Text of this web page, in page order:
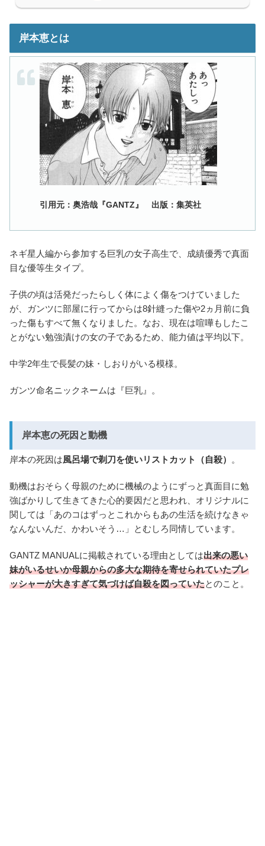
岸本恵とは
引用元：奥浩哉『GANTZ』 出版：集英社
ネギ星人編から参加する巨乳の女子高生で、成績優秀で真面
目な優等生タイプ。
子供の頃は活発だったらしく体によく傷をつけていました
が、ガンツに部屋に行ってからは8針縫った傷や2ヵ月前に負
った傷もすべて無くなりました。なお、現在は喧嘩もしたこ
とがない勉強漬けの女の子であるため、能力値は平均以下。
中学2年生で長髪の妹・しおりがいる模様。
ガンツ命名ニックネームは『巨乳』。
岸本恵の死因と動機
岸本の死因は風呂場で剃刀を使いリストカット（自殺） 。
動機はおそらく母親のために機械のようにずっと真面目に勉
強ばかりして生きてきた心的要因だと思われ、オリジナルに
関しては「あのコはずっとこれからもあの生活を続けなきゃ
なんないんだ、かわいそう…」とむしろ同情しています。
GANTZ MANUALに掲載されている理由としては出来の悪い
妹がいるせいか母親からの多大な期待を寄せられていたプレ
ッシャーが大きすぎて気づけば自殺を図っていたとのこと。